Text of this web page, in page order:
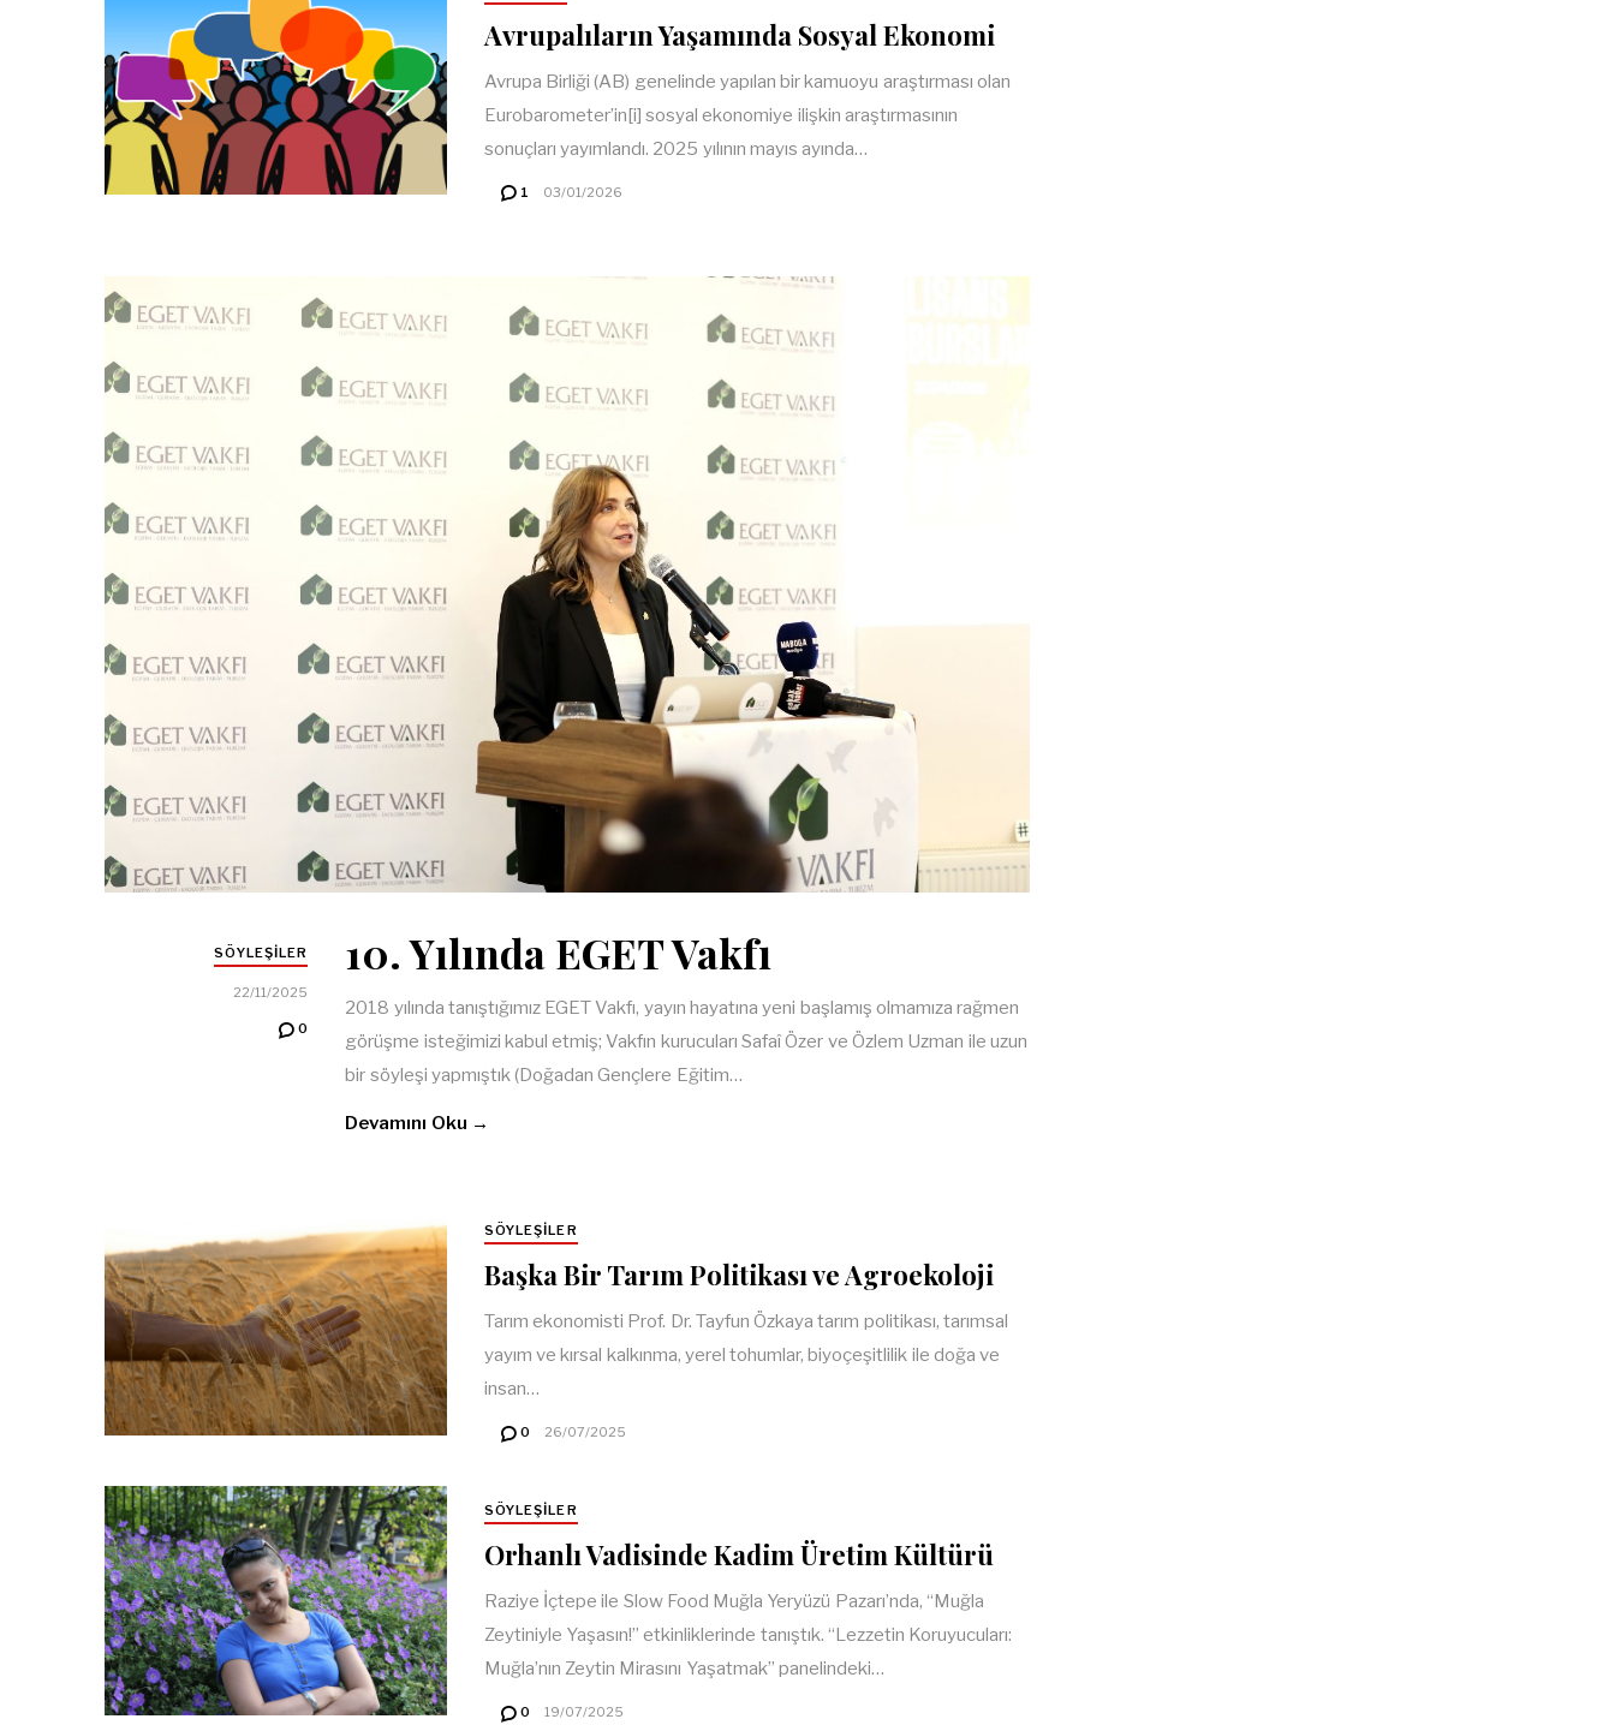
Avrupalıların Yaşamında Sosyal Ekonomi
Avrupa Birliği (AB) genelinde yapılan bir kamuoyu araştırması olan
Eurobarometer’in[i] sosyal ekonomiye ilişkin araştırmasının
sonuçları yayımlandı. 2025 yılının mayıs ayında…
1 03/01/2026
SÖYLEŞILER
22/11/2025
0
10. Yılında EGET Vakfı
2018 yılında tanıştığımız EGET Vakfı, yayın hayatına yeni başlamış olmamıza rağmen
görüşme isteğimizi kabul etmiş; Vakfın kurucuları Safaî Özer ve Özlem Uzman ile uzun
bir söyleşi yapmıştık (Doğadan Gençlere Eğitim…
Devamını Oku →
SÖYLEŞILER
Başka Bir Tarım Politikası ve Agroekoloji
Tarım ekonomisti Prof. Dr. Tayfun Özkaya tarım politikası, tarımsal
yayım ve kırsal kalkınma, yerel tohumlar, biyoçeşitlilik ile doğa ve
insan…
0 26/07/2025
SÖYLEŞILER
Orhanlı Vadisinde Kadim Üretim Kültürü
Raziye İçtepe ile Slow Food Muğla Yeryüzü Pazarı’nda, “Muğla
Zeytiniyle Yaşasın!” etkinliklerinde tanıştık. “Lezzetin Koruyucuları:
Muğla’nın Zeytin Mirasını Yaşatmak” panelindeki…
0 19/07/2025